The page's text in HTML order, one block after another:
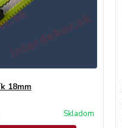
18mm
Skladom